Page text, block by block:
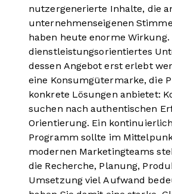
nutzergenerierte Inhalte, die
unternehmenseigenen
haben heute enorme Wirkung.
dienstleistungsorientiertes
dessen Angebot erst erlebt
eine Konsumgütermarke, die
konkrete Lösungen anbietet:
suchen nach authentischen
Orientierung. Ein
Programm sollte im
modernen Marketingteams
die Recherche, Planung,
Umsetzung viel Aufwand